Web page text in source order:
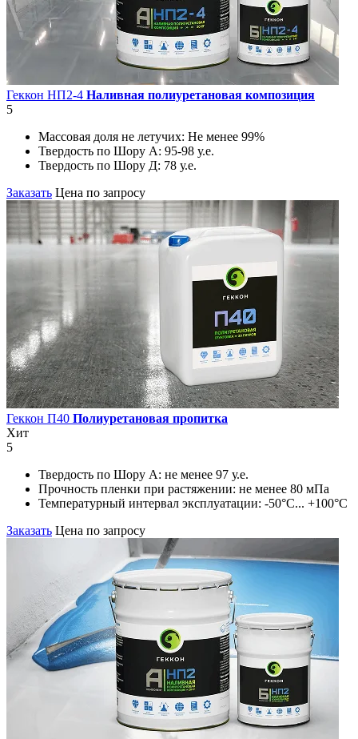
Геккон НП2-4 Наливная полиуретановая композиция
5
Массовая доля не летучих: Не менее 99%
Твердость по Шору А: 95-98 у.е.
Твердость по Шору Д: 78 у.е.
Заказать Цена по запросу
Геккон П40 Полиуретановая пропитка
Хит
5
Твердость по Шору А: не менее 97 у.е.
Прочность пленки при растяжении: не менее 80 мПа
Температурный интервал эксплуатации: -50°С... +100°С
Заказать Цена по запросу